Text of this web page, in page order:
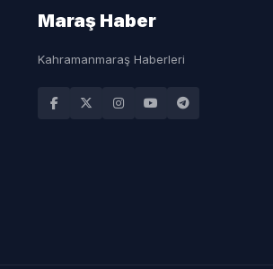
Maraş Haber
Kahramanmaraş Haberleri